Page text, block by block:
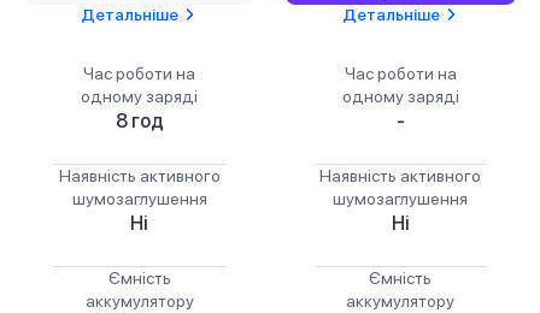
Детальніше
Час роботи на
одному заряді
8 год
Наявність активного
шумозаглушення
Ні
Ємність
аккумулятору
Детальніше
Час роботи на
одному заряді
-
Наявність активного
шумозаглушення
Ні
Ємність
аккумулятору